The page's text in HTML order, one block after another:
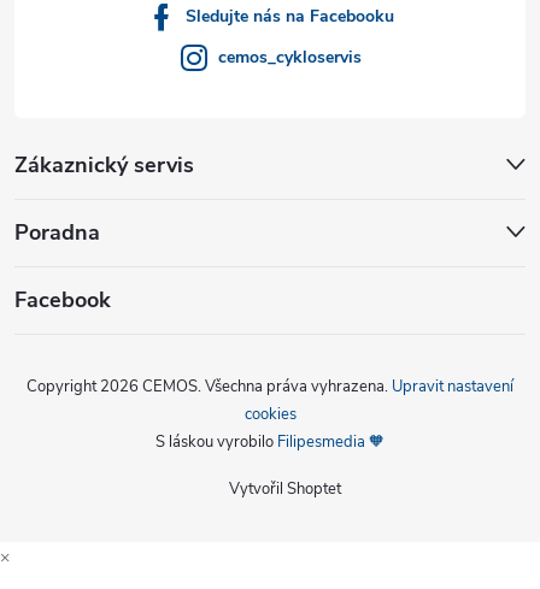
Sledujte nás na Facebooku
cemos_cykloservis
Zákaznický servis
Poradna
Facebook
Vytvořil Shoptet
Copyright 2026 CEMOS. Všechna práva vyhrazena. Upravit nastavení
cookies
S láskou vyrobilo Filipesmedia 🧡
×